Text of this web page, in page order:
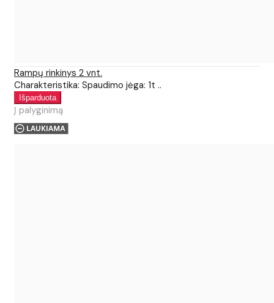
Rampų rinkinys 2 vnt.
Charakteristika: Spaudimo jėga: 1t ..
Į palyginimą